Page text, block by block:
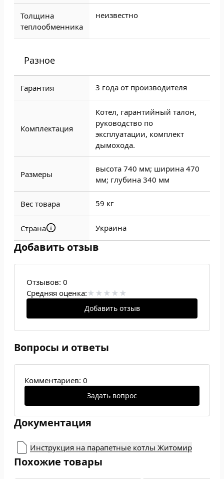
Толщина
теплообменника
неизвестно
Разное
Гарантия 3 года от производителя
Комплектация
Котел, гарантийный талон,
руководство по
эксплуатации, комплект
дымохода.
Размеры
высота 740 мм; ширина 470
мм; глубина 340 мм
Вес товара 59 кг
Страна Украина
Добавить отзыв
Отзывов: 0
Средняя оценка:
Добавить отзыв
Вопросы и ответы
Комментариев: 0
Задать вопрос
Документация
Инструкция на парапетные котлы Житомир
Похожие товары